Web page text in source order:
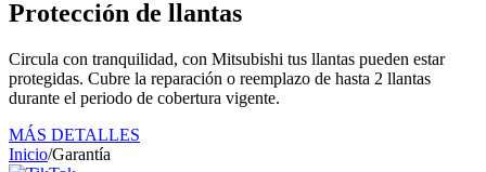
Protección de llantas
Circula con tranquilidad, con Mitsubishi tus llantas pueden estar
protegidas. Cubre la reparación o reemplazo de hasta 2 llantas
durante el periodo de cobertura vigente.
MÁS DETALLES
Inicio/Garantía